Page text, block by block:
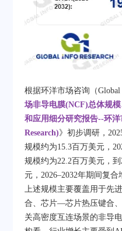
根据环洋市场咨询（Global
场非导电膜(NCF)总体规
和应用细分研究报告--环
Research)》初步调研，
规模约为15.3百万美元，
规模约为22.2百万美元，
元，2026–2032年期间复合
上述规模主要覆盖用于先
合、芯片—芯片热压键合
关高密度互连场景的非导